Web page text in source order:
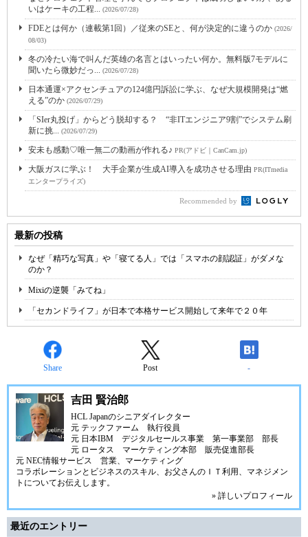
いはケーキの工程... (2026/07/28)
FDEとは何か（連載第1回）／従来のSEと、何が決定的に違うのか (2026/
08/03)
冬の冷たい海で叫んだ英雄の名言とはいったい何か。無料版7モデルに
聞いたら微妙だっ... (2026/07/28)
日本通運×アクセンチュアの124億円訴訟に学ぶ、なぜ大規模開発は“燃
える”のか (2026/07/29)
「SIer丸投げ」からどう脱却する？ “非ITエンジニア9割”でシステム刷
新に挑... (2026/07/29)
安未も感動♡唯一無二の動画が作れる♪ PR(アドビ｜CanCam.jp)
大阪ガスに学ぶ！ 大手企業が生成AI導入を成功させる理由 PR(ITmedia
エンタープライズ)
Recommended by
最新の投稿
なぜ「精巧な写真」や「寝てる人」では「スマホの顔認証」がダメな
のか？
Mixiの逆襲「みてね」
「セカンドライフ」が日本で本格サービス開始して来年で２０年
Share Post -
吉田 賢治郎
HCL Japanのシニアダイレクター
元 テックファーム 執行役員
元 日本IBM デジタルセールス事業 第一事業部 部長
元 ロータス マーケティング本部 販売促進部長
元 NEC情報サービス 営業、マーケティング
コラボレーションとビジネスのスキル、お父さんのＩＴ利用、マネジメン
トについてお伝えします。
» 詳しいプロフィール
最近のエントリー